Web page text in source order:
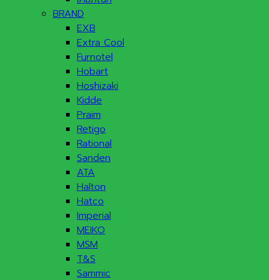
BRAND
EXB
Extra Cool
Furnotel
Hobart
Hoshizaki
Kidde
Praim
Retigo
Rational
Sanden
ATA
Halton
Hatco
Imperial
MEIKO
MSM
T&S
Sammic